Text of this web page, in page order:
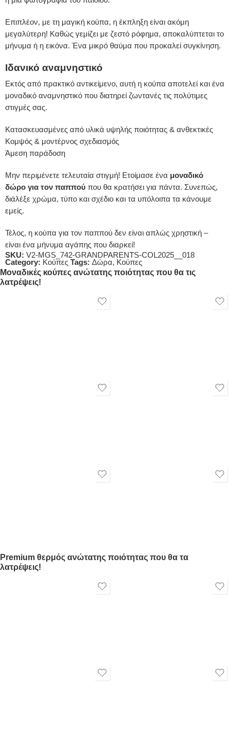
Επιπλέον, με τη μαγική κούπα, η έκπληξη είναι ακόμη
μεγαλύτερη! Καθώς γεμίζει με ζεστό ρόφημα, αποκαλύπτεται το
μήνυμα ή η εικόνα. Ένα μικρό θαύμα που προκαλεί συγκίνηση.
Ιδανικό αναμνηστικό
Εκτός από πρακτικό αντικείμενο, αυτή η κούπα αποτελεί και ένα
μοναδικό αναμνηστικό που διατηρεί ζωντανές τις πολύτιμες
στιγμές σας.
Κατασκευασμένες από υλικά υψηλής ποιότητας & ανθεκτικές
Κομψός & μοντέρνος σχεδιασμός
Άμεση παράδοση
Μην περιμένετε τελευταία στιγμή! Ετοίμασε ένα μοναδικό
δώρο για τον παππού που θα κρατήσει για πάντα. Συνεπώς,
διάλέξε χρώμα, τύπο και σχέδιο και τα υπόλοιπα τα κάνουμε
εμείς.
Τέλος, η κούπα για τον παππού δεν είναι απλώς χρηστική –
είναι ένα μήνυμα αγάπης που διαρκεί!
SKU: V2-MGS_742-GRANDPARENTS-COL2025__018
Category: Κούπες Tags: Δώρα, Κούπες
Μοναδικές κούπες ανώτατης ποιότητας που θα τις
λατρέψεις!
Premium θερμός ανώτατης ποιότητας που θα τα
λατρέψεις!